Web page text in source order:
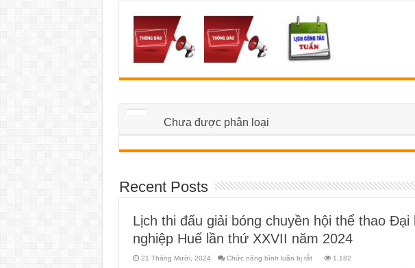
Chưa được phân loại
Recent Posts
Lịch thi đấu giải bóng chuyền hội thể thao Đại
nghiệp Huế lần thứ XXVII năm 2024
21 Tháng Mười, 2024 Chức năng bình luận bị tắtở
1,182